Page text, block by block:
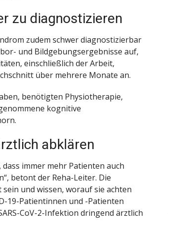
zu diagnostizieren
zudem schwer diagnostizierbar
und Bildgebungsergebnisse auf,
einschließlich der Arbeit,
über mehrere Monate an.
benötigten Physiotherapie,
kognitive
abklären
immer mehr Patienten auch
betont der Reha-Leiter. Die
und wissen, worauf sie achten
19-Patientinnen und -Patienten
CoV-2-Infektion dringend ärztlich